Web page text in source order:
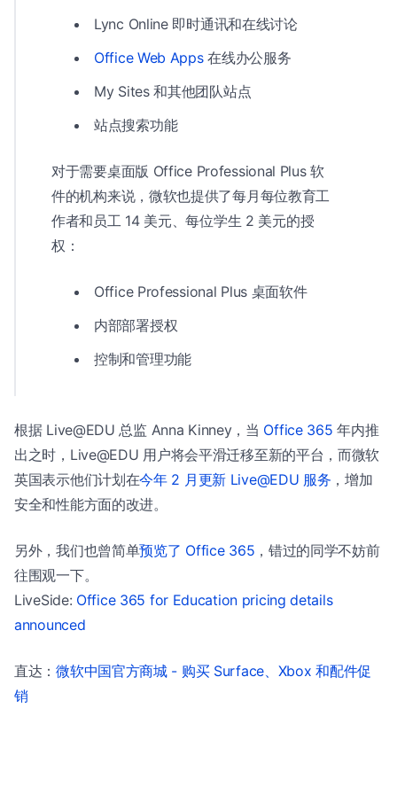
Lync Online 即时通讯和在线讨论
Office Web Apps在线办公服务
My Sites 和其他团队站点
站点搜索功能
对于需要桌面版 Office Professional Plus 软
件的机构来说，微软也提供了每月每位教育工
作者和员工 14 美元、每位学生 2 美元的授
权：
Office Professional Plus 桌面软件
内部部署授权
控制和管理功能
根据 Live@EDU 总监 Anna Kinney，当 Office 365 年内推
出之时，Live@EDU 用户将会平滑迁移至新的平台，而微软
英国表示他们计划在今年 2 月更新 Live@EDU 服务 ，增加
安全和性能方面的改进。
另外，我们也曾简单预览了 Office 365 ，错过的同学不妨前
往围观一下。
LiveSide: Office 365 for Education pricing details
announced
直达：微软中国官方商城 - 购买 Surface、Xbox 和配件促
销